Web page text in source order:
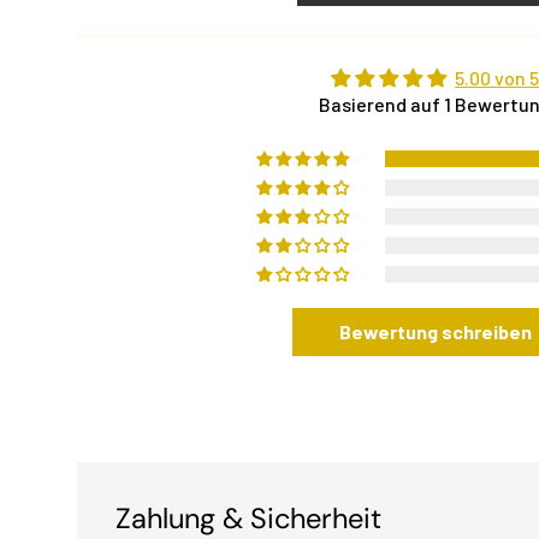
5.00 von 5
Basierend auf 1
Bewertung schreiben
Zahlung & Sicherheit